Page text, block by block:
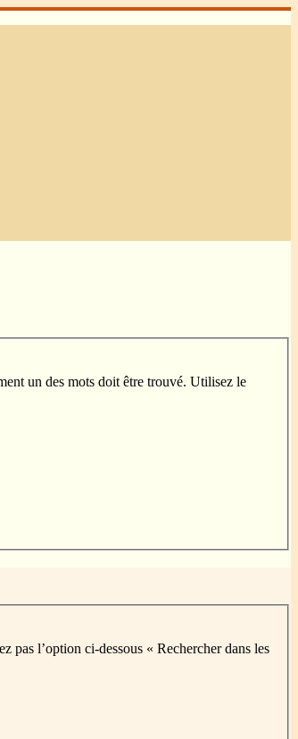
un des mots doit être trouvé. Utilisez le
pas l’option ci-dessous « Rechercher dans les